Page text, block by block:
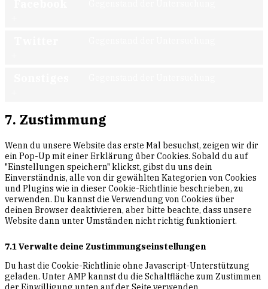
7. Zustimmung
Wenn du unsere Website das erste Mal besuchst, zeigen wir dir
ein Pop-Up mit einer Erklärung über Cookies. Sobald du auf
"Einstellungen speichern" klickst, gibst du uns dein
Einverständnis, alle von dir gewählten Kategorien von Cookies
und Plugins wie in dieser Cookie-Richtlinie beschrieben, zu
verwenden. Du kannst die Verwendung von Cookies über
deinen Browser deaktivieren, aber bitte beachte, dass unsere
Website dann unter Umständen nicht richtig funktioniert.
7.1 Verwalte deine Zustimmungseinstellungen
Du hast die Cookie-Richtlinie ohne Javascript-Unterstützung
geladen. Unter AMP kannst du die Schaltfläche zum Zustimmen